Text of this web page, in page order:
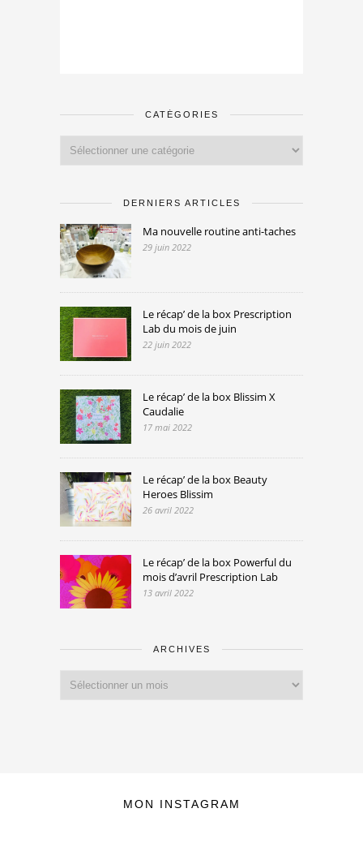
CATÉGORIES
DERNIERS ARTICLES
Ma nouvelle routine anti-taches
29 juin 2022
Le récap’ de la box Prescription
Lab du mois de juin
22 juin 2022
Le récap’ de la box Blissim X
Caudalie
17 mai 2022
Le récap’ de la box Beauty
Heroes Blissim
26 avril 2022
Le récap’ de la box Powerful du
mois d’avril Prescription Lab
13 avril 2022
ARCHIVES
MON INSTAGRAM